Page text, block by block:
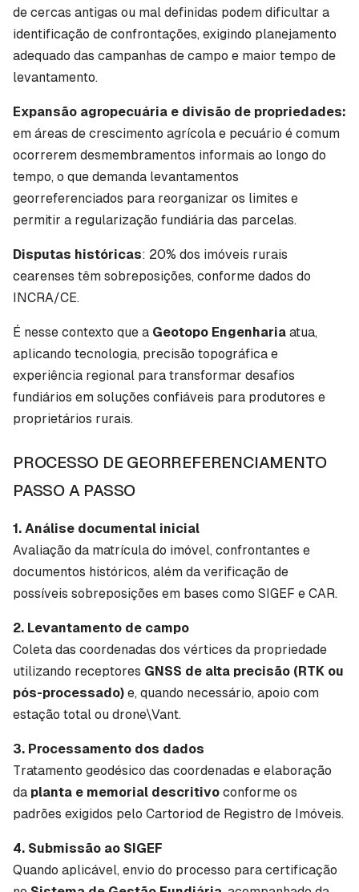
de cercas antigas ou mal definidas podem dificultar a
identificação de confrontações, exigindo planejamento
adequado das campanhas de campo e maior tempo de
levantamento.
Expansão agropecuária e divisão de propriedades:
em áreas de crescimento agrícola e pecuário é comum
ocorrerem desmembramentos informais ao longo do
tempo, o que demanda levantamentos
georreferenciados para reorganizar os limites e
permitir a regularização fundiária das parcelas.
Disputas históricas: 20% dos imóveis rurais
cearenses têm sobreposições, conforme dados do
INCRA/CE.
É nesse contexto que a Geotopo Engenharia atua,
aplicando tecnologia, precisão topográfica e
experiência regional para transformar desafios
fundiários em soluções confiáveis para produtores e
proprietários rurais.
PROCESSO DE GEORREFERENCIAMENTO
PASSO A PASSO
1. Análise documental inicial
Avaliação da matrícula do imóvel, confrontantes e
documentos históricos, além da verificação de
possíveis sobreposições em bases como SIGEF e CAR.
2. Levantamento de campo
Coleta das coordenadas dos vértices da propriedade
utilizando receptores GNSS de alta precisão (RTK ou
pós-processado) e, quando necessário, apoio com
estação total ou drone\Vant.
3. Processamento dos dados
Tratamento geodésico das coordenadas e elaboração
da planta e memorial descritivo conforme os
padrões exigidos pelo Cartoriod de Registro de Imóveis.
4. Submissão ao SIGEF
Quando aplicável, envio do processo para certificação